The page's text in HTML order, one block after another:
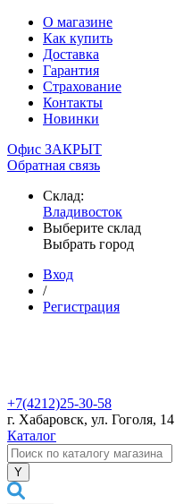
О магазине
Как купить
Доставка
Гарантия
Страхование
Контакты
Новинки
Офис ЗАКРЫТ
Обратная связь
Склад:
Владивосток
Выберите склад
Выбрать город
Вход
/
Регистрация
+7(4212)25-30-58
г. Хабаровск, ул. Гоголя, 14
Каталог